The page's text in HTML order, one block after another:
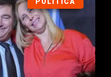
POLÍTICA